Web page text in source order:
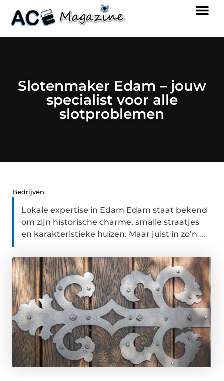
Slotenmaker Edam – jouw
specialist voor alle
slotproblemen
Bedrijven
Lokale expertise in Edam Edam staat bekend
om zijn historische charme, smalle straatjes
en karakteristieke huizen. Maar juist in zo’n ...